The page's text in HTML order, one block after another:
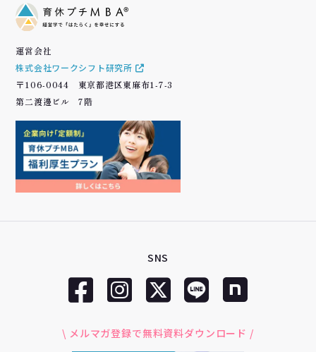
運営会社
株式会社ワークシフト研究所
〒106-0044 東京都港区東麻布1-7-3
第二渡邊ビル 7階
SNS
\ メルマガ登録で無料資料ダウンロード /